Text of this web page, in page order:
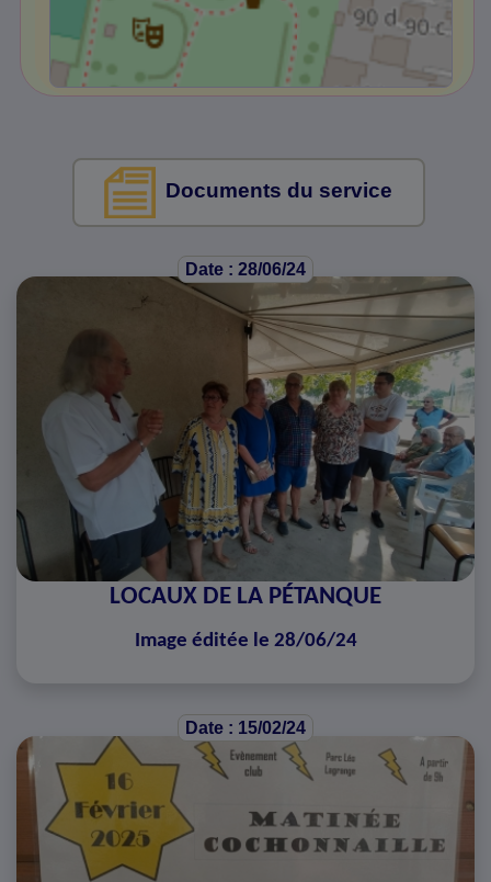
Documents du service
Date : 28/06/24
LOCAUX DE LA PÉTANQUE
Image éditée le 28/06/24
Date : 15/02/24